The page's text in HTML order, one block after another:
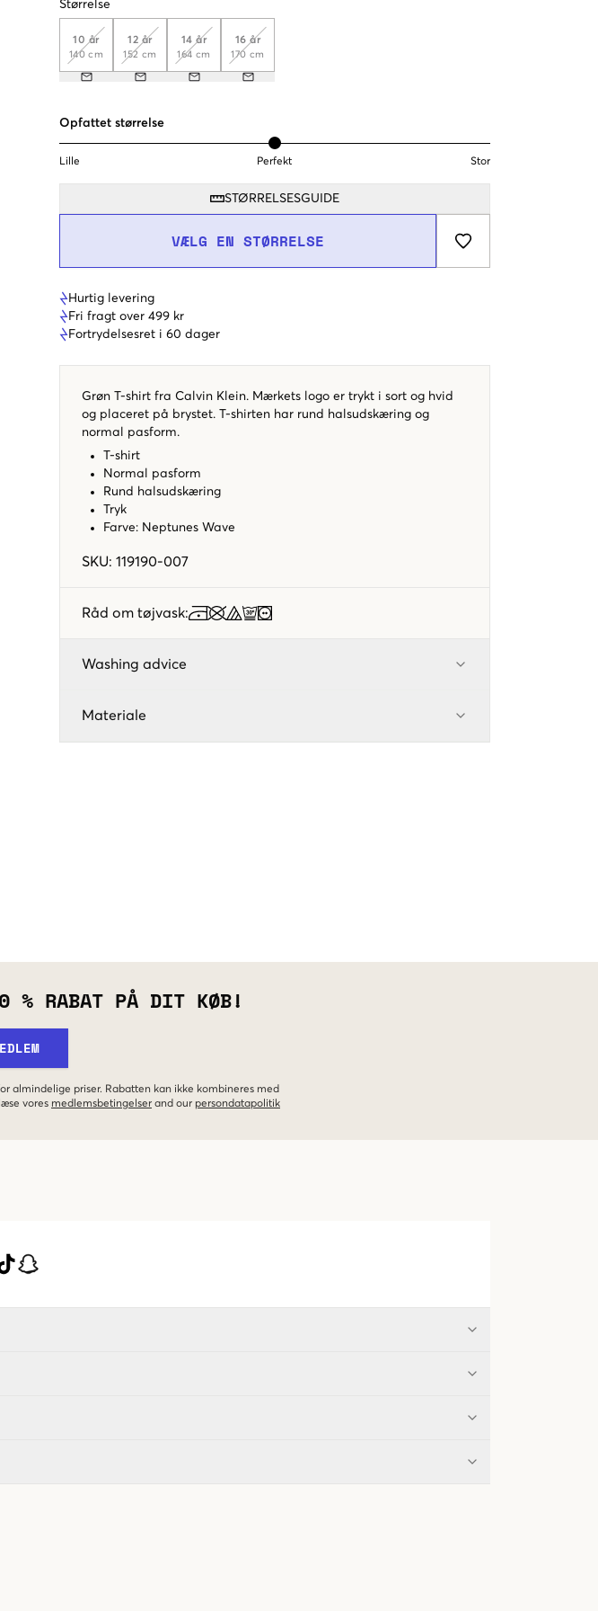
Størrelse
10 år
140 cm
12 år
152 cm
14 år
164 cm
16 år
170 cm
Opfattet størrelse
Lille Perfekt Stor
STØRRELSESGUIDE
VÆLG EN STØRRELSE
Hurtig levering
Fri fragt over 499 kr
Fortrydelsesret i 60 dager
Grøn T-shirt fra Calvin Klein. Mærkets logo er trykt i sort og hvid
og placeret på brystet. T-shirten har rund halsudskæring og
normal pasform.
T-shirt
Normal pasform
Rund halsudskæring
Tryk
Farve: Neptunes Wave
SKU: 119190-007
Råd om tøjvask:
Washing advice
Materiale
% RABAT PÅ DIT KØB!
almindelige priser. Rabatten kan ikke kombineres med
vores medlemsbetingelser and our persondatapolitik